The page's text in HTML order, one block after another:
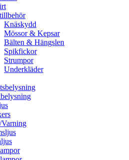
Knäskydd
Mössor & Kepsar
Bälten & Hängslen
Spikfickor
Strumpor
Underkläder